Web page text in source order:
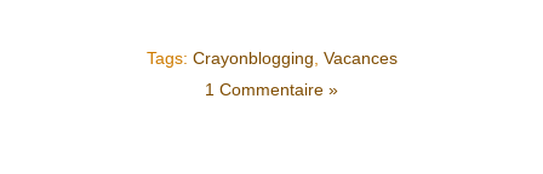
Tags: Crayonblogging, Vacances
1 Commentaire »